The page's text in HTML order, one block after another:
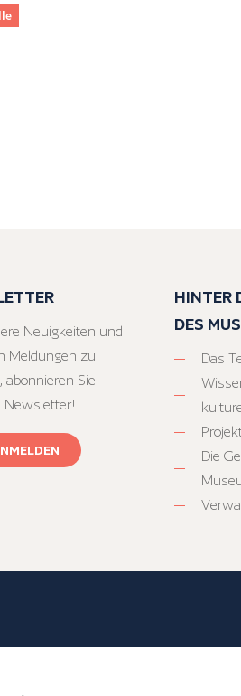
Neuigkeiten und
Meldungen zu
abonnieren Sie
Newsletter!
HINTER
DES
Das
Die